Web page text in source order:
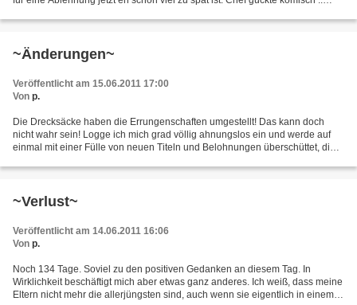
~Änderungen~
Veröffentlicht am 15.06.2011 17:00
Von p.
Die Drecksäcke haben die Errungenschaften umgestellt! Das kann doch
nicht wahr sein! Logge ich mich grad völlig ahnungslos ein und werde auf
einmal mit einer Fülle von neuen Titeln und Belohnungen überschüttet, die
~Verlust~
Veröffentlicht am 14.06.2011 16:06
Von p.
Noch 134 Tage. Soviel zu den positiven Gedanken an diesem Tag. In
Wirklichkeit beschäftigt mich aber etwas ganz anderes. Ich weiß, dass meine
Eltern nicht mehr die allerjüngsten sind, auch wenn sie eigentlich in einem